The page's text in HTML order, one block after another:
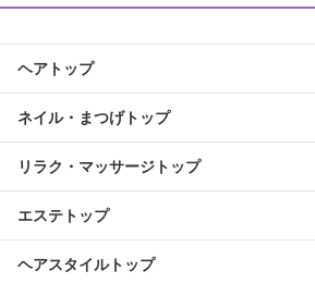
ヘアトップ
ネイル・まつげトップ
リラク・マッサージトップ
エステトップ
ヘアスタイルトップ